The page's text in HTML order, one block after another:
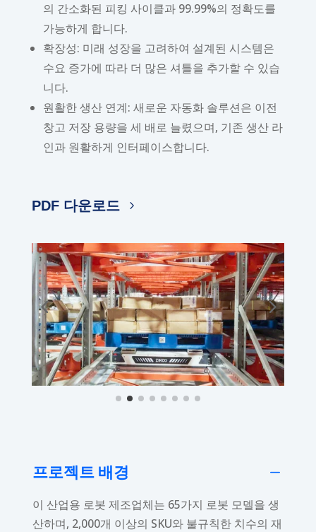
의 간소화된 피킹 사이클과 99.99%의 정확도를
가능하게 합니다.
확장성: 미래 성장을 고려하여 설계된 시스템은
수요 증가에 따라 더 많은 셔틀을 추가할 수 있습
니다.
원활한 생산 연계: 새로운 자동화 솔루션은 이전
창고 저장 용량을 세 배로 늘렸으며, 기존 생산 라
인과 원활하게 인터페이스합니다.
PDF 다운로드
프로젝트 배경 K
이 산업용 로봇 제조업체는 65가지 로봇 모델을 생
산하며, 2,000개 이상의 SKU와 불규칙한 치수의 재